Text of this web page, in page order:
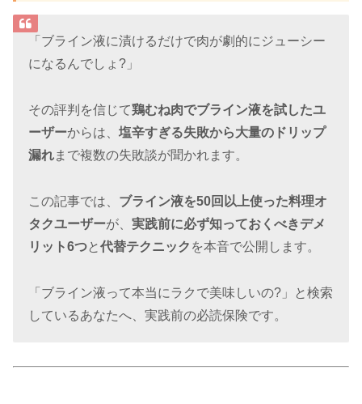
「ブライン液に漬けるだけで肉が劇的にジューシー
になるんでしょ?」
その評判を信じて鶏むね肉でブライン液を試したユ
ーザーからは、塩辛すぎる失敗から大量のドリップ
漏れまで複数の失敗談が聞かれます。
この記事では、 ブライン液を50回以上使った料理オ
タクユーザーが、実践前に必ず知っておくべきデメ
リット6つと代替テクニック を本音で公開します。
「ブライン液って本当にラクで美味しいの?」と検索
しているあなたへ、実践前の必読保険です。